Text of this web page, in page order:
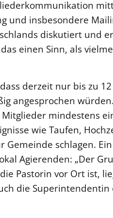
und insbesondere
diskutiert und
einen Sinn, als
derzeit nur bis zu
angesprochen
mindestens
wie Taufen,
schlagen.
Agierenden: „Der
Pastorin vor Ort ist,
die